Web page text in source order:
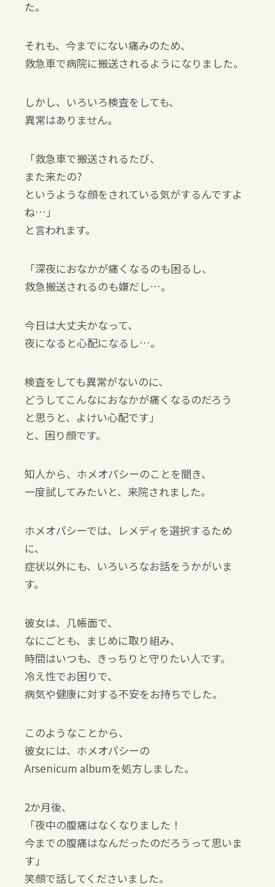
た。
それも、今までにない痛みのため、
救急車で病院に搬送されるようになりました。
しかし、いろいろ検査をしても、
異常はありません。
「救急車で搬送されるたび、
また来たの?
というような顔をされている気がするんですよ
ね…」
と言われます。
「深夜におなかが痛くなるのも困るし、
救急搬送されるのも嫌だし…。
今日は大丈夫かなって、
夜になると心配になるし…。
検査をしても異常がないのに、
どうしてこんなにおなかが痛くなるのだろう
と思うと、よけい心配です」
と、困り顔です。
知人から、ホメオパシーのことを聞き、
一度試してみたいと、来院されました。
ホメオパシーでは、レメディを選択するため
に、
症状以外にも、いろいろなお話をうかがいま
す。
彼女は、几帳面で、
なにごとも、まじめに取り組み、
時間はいつも、きっちりと守りたい人です。
冷え性でお困りで、
病気や健康に対する不安をお持ちでした。
このようなことから、
彼女には、ホメオパシーの
Arsenicum albumを処方しました。
2か月後、
「夜中の腹痛はなくなりました！
今までの腹痛はなんだったのだろうって思いま
す」
笑顔で話してくださいました。